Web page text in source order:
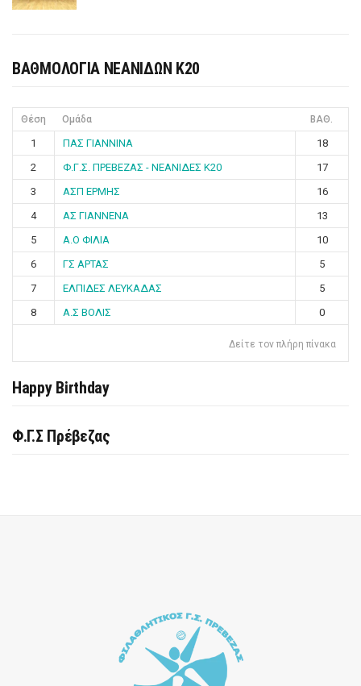
ΒΑΘΜΟΛΟΓΙΑ ΝΕΑΝΙΔΩΝ Κ20
Θέση Ομάδα ΒΑΘ.
1 ΠΑΣ ΓΙΑΝΝΙΝΑ
18
2
Φ.Γ.Σ. ΠΡΕΒΕΖΑΣ - ΝΕΑΝΙΔΕΣ Κ20
17
3
ΑΣΠ ΕΡΜΗΣ
16
4
ΑΣ ΓΙΑΝΝΕΝΑ
13
5
Α.Ο ΦΙΛΙΑ
10
6
ΓΣ ΑΡΤΑΣ
5
7
ΕΛΠΙΔΕΣ ΛΕΥΚΑΔΑΣ
5
8
Α.Σ ΒΟΛΙΣ 0
Δείτε τον πλήρη πίνακα
Happy Birthday
Φ.Γ.Σ Πρέβεζας